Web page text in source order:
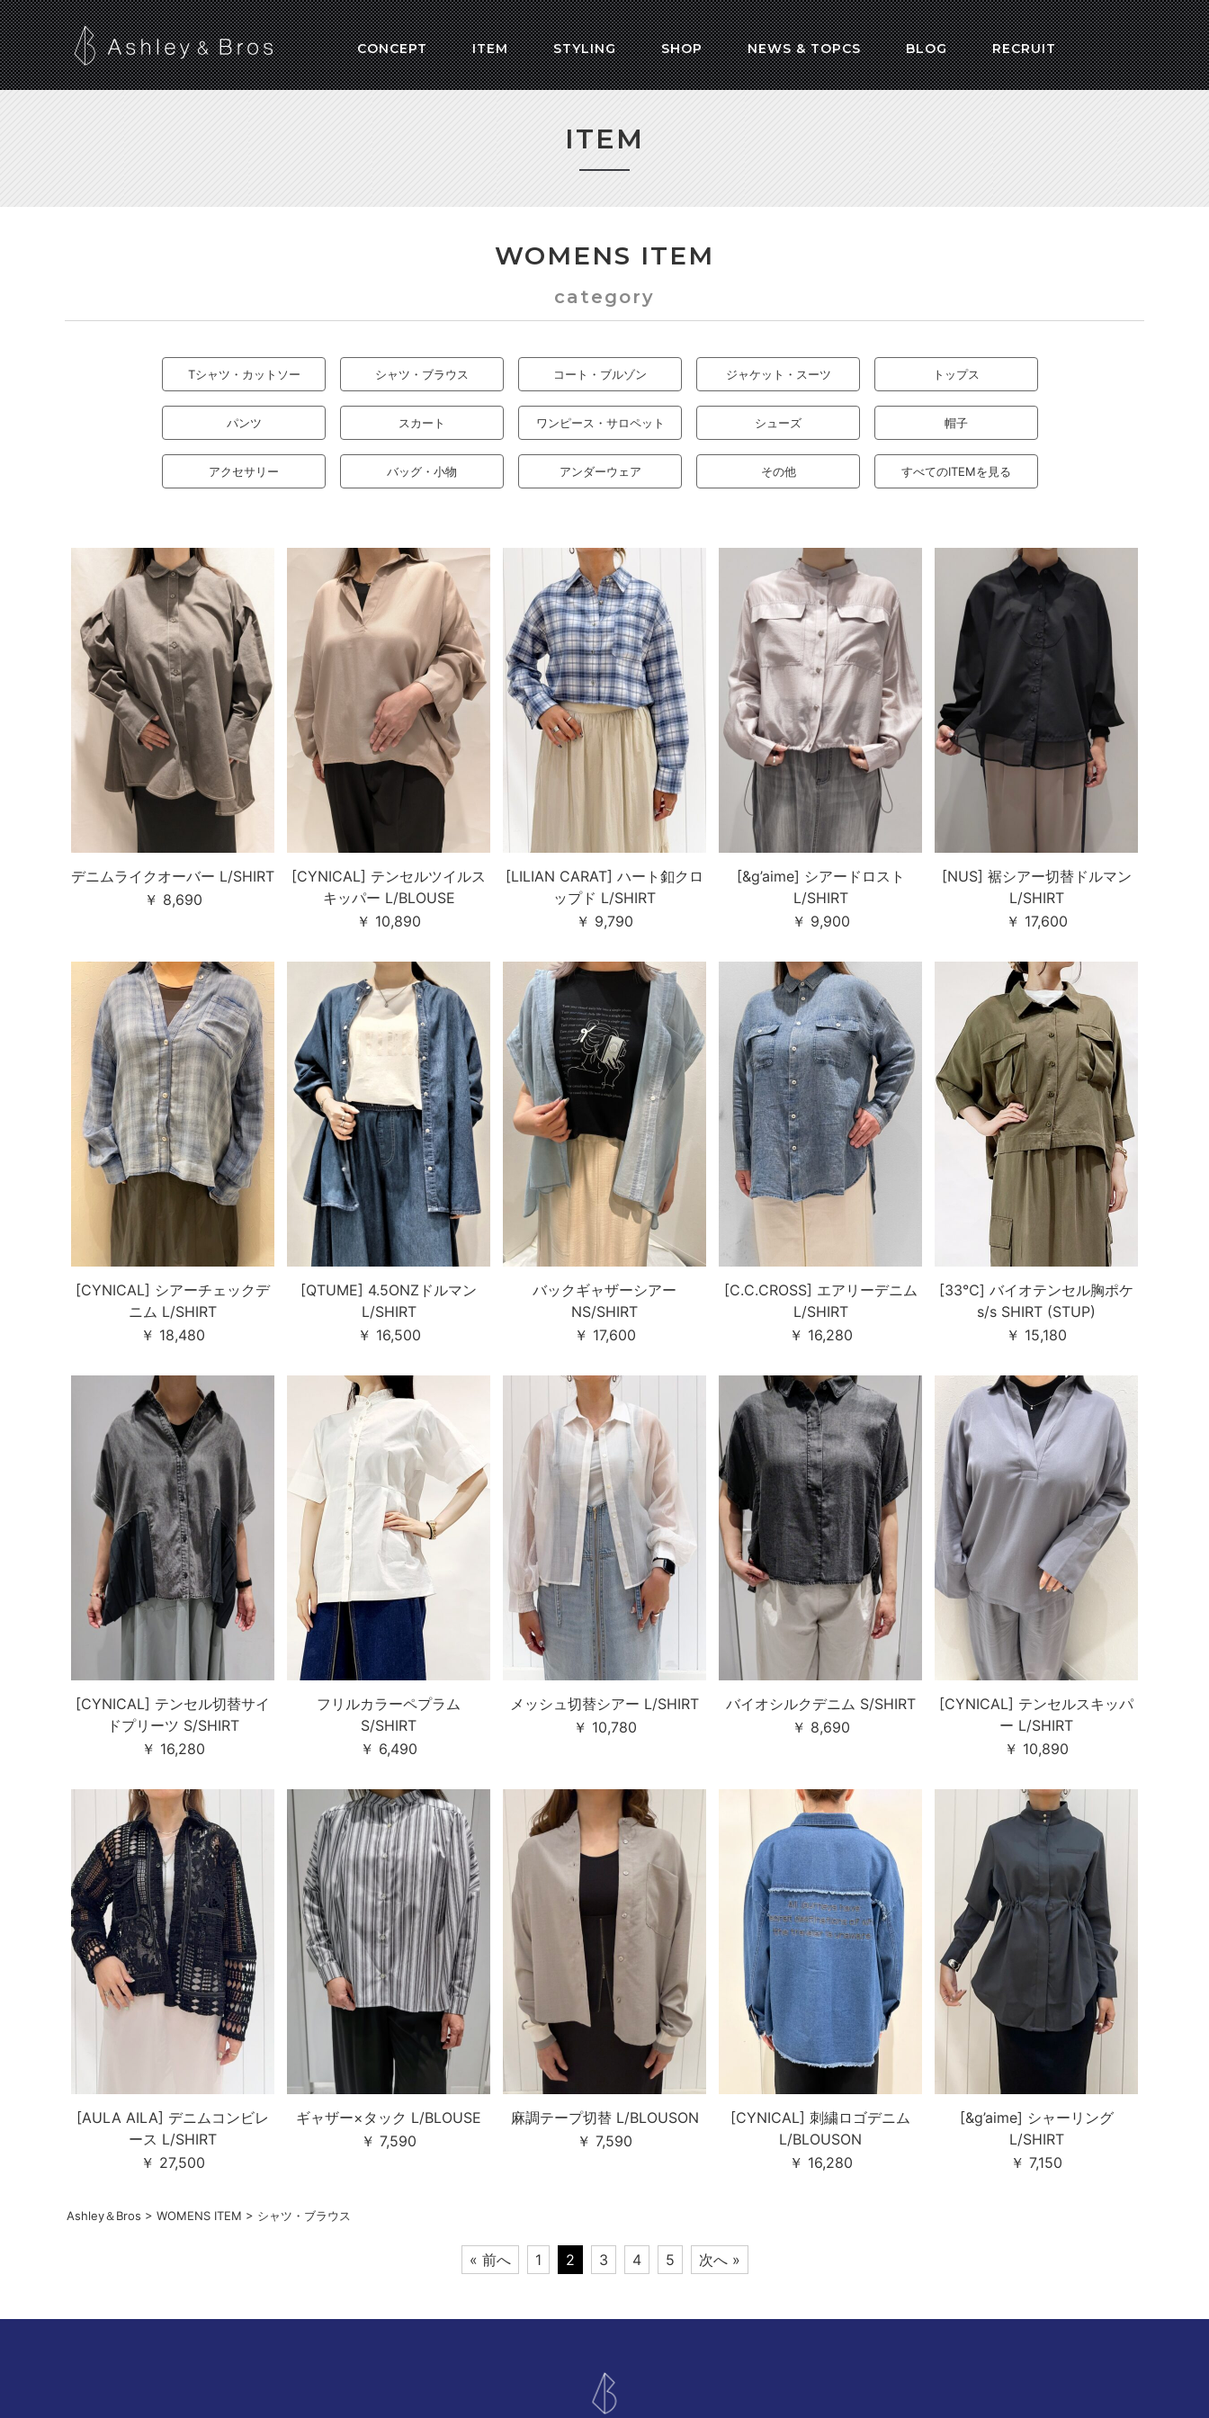
CONCEPT ITEM STYLING SHOP NEWS & TOPCS BLOG RECRUIT
ITEM
WOMENS ITEM
category
Tシャツ・カットソー シャツ・ブラウス コート・ブルゾン ジャケット・スーツ トップス
パンツ スカート ワンピース・サロペット シューズ 帽子
アクセサリー バッグ・小物 アンダーウェア その他 すべてのITEMを見る
デニムライクオーバー L/SHIRT
￥ 8,690
[CYNICAL] テンセルツイルス
キッパー L/BLOUSE
￥ 10,890
[LILIAN CARAT] ハート釦クロ
ップド L/SHIRT
￥ 9,790
[&g’aime] シアードロスト
L/SHIRT
￥ 9,900
[NUS] 裾シアー切替ドルマン
L/SHIRT
￥ 17,600
[CYNICAL] シアーチェックデ
ニム L/SHIRT
￥ 18,480
[QTUME] 4.5ONZドルマン
L/SHIRT
￥ 16,500
バックギャザーシアー
NS/SHIRT
￥ 17,600
[C.C.CROSS] エアリーデニム
L/SHIRT
￥ 16,280
[33℃] バイオテンセル胸ポケ
s/s SHIRT (STUP)
￥ 15,180
[CYNICAL] テンセル切替サイ
ドプリーツ S/SHIRT
￥ 16,280
フリルカラーペプラム
S/SHIRT
￥ 6,490
メッシュ切替シアー L/SHIRT
￥ 10,780
バイオシルクデニム S/SHIRT
￥ 8,690
[CYNICAL] テンセルスキッパ
ー L/SHIRT
￥ 10,890
[AULA AILA] デニムコンビレ
ース L/SHIRT
￥ 27,500
ギャザー×タック L/BLOUSE
￥ 7,590
麻調テープ切替 L/BLOUSON
￥ 7,590
[CYNICAL] 刺繍ロゴデニム
L/BLOUSON
￥ 16,280
[&g’aime] シャーリング
L/SHIRT
￥ 7,150
Ashley＆Bros > WOMENS ITEM > シャツ・ブラウス
« 前へ 1 2 3 4 5 次へ »